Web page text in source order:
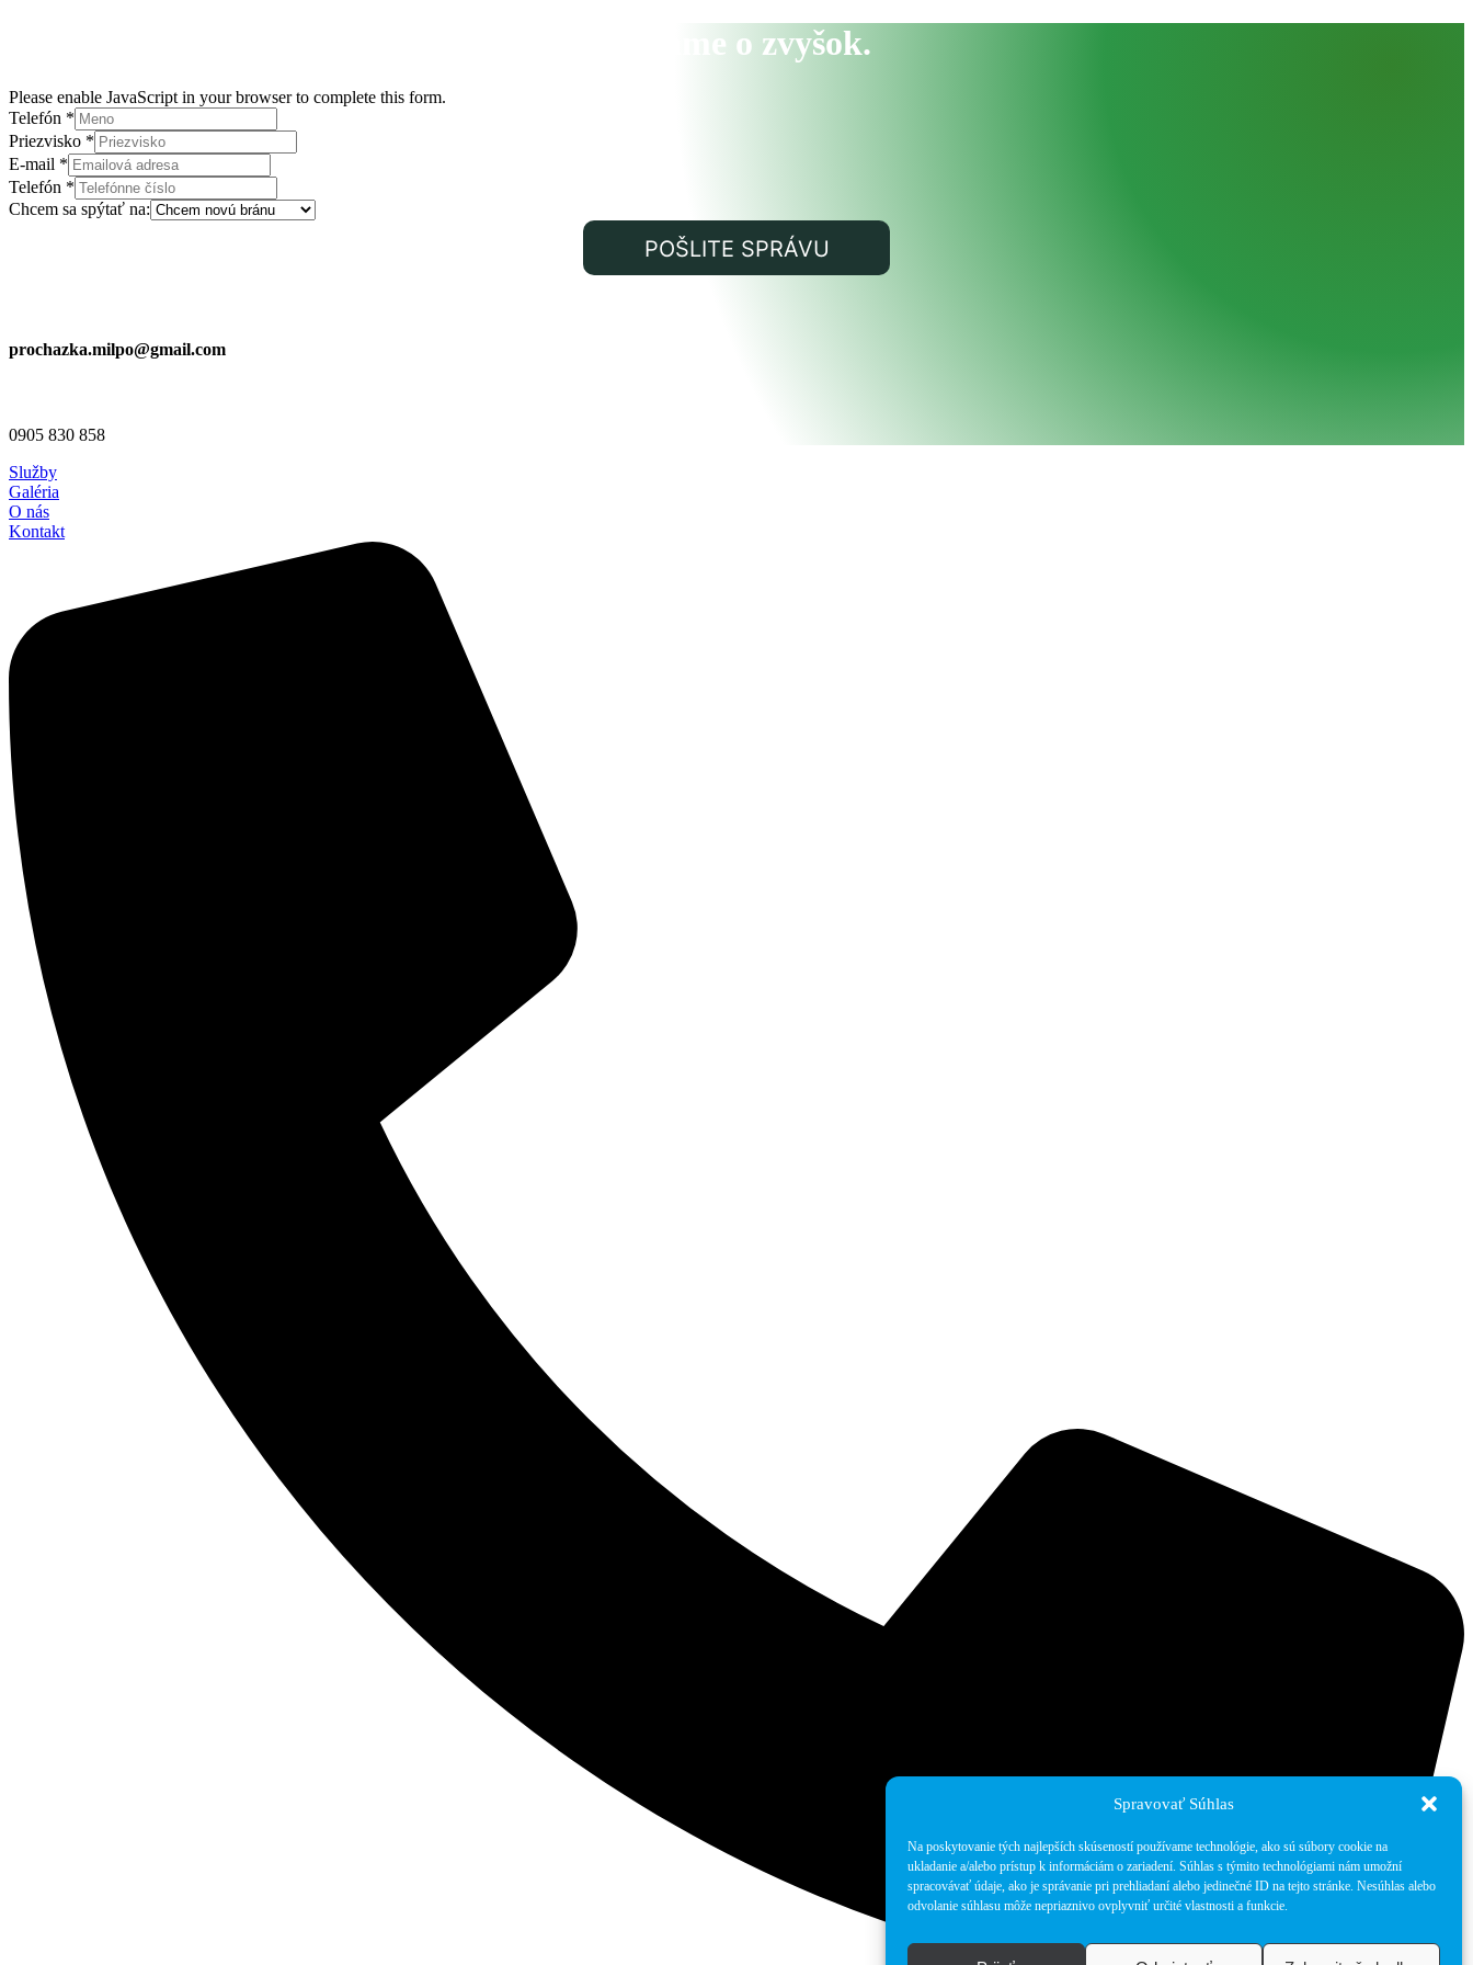
Spravovať Súhlas
Na poskytovanie tých najlepších skúseností používame technológie, ako sú súbory cookie na
ukladanie a/alebo prístup k informáciám o zariadení. Súhlas s týmito technológiami nám umožní
spracovávať údaje, ako je správanie pri prehliadaní alebo jedinečné ID na tejto stránke. Nesúhlas alebo
odvolanie súhlasu môže nepriaznivo ovplyvniť určité vlastnosti a funkcie.
Napíšte nám alebo zavolajte, a my sa postaráme o zvyšok.
Please enable JavaScript in your browser to complete this form.
Telefón *
Chcem
Telefón
sa
Priezvisko *
E-mail *
Telefón *
Chcem sa spýtať na:
POŠLITE SPRÁVU
prochazka.milpo@gmail.com
0905 830 858
Služby
Galéria
O nás
Kontakt